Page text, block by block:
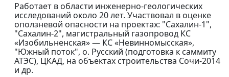
Работает в области инженерно-геологических
исследований около 20 лет. Участвовал в оценке
оползневой опасности на проектах: "Сахалин-1",
"Сахалин-2", магистральный газопровод КС
«Изобильненская» — КС «Невинномысская»,
"Южный поток", о. Русский (подготовка к саммиту
АТЭС), ЦКАД, на объектах строительства Сочи-2014
и др.